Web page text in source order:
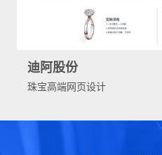
迪阿股份
珠宝高端网页设计